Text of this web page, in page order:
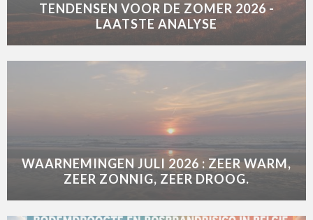
TENDENSEN VOOR DE ZOMER 2026 -
LAATSTE ANALYSE
WAARNEMINGEN JULI 2026 : ZEER WARM,
ZEER ZONNIG, ZEER DROOG.